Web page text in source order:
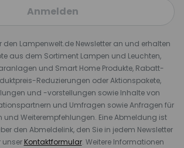
Anmelden
den Lampenwelt.de Newsletter an und erhalten
aus dem Sortiment Lampen und Leuchten,
und Smart Home Produkte, Rabatt-
Reduzierungen oder Aktionspakete,
und -vorstellungen sowie Inhalte von
und Umfragen sowie Anfragen für
und Weiterempfehlungen. Eine Abmeldung ist
den Abmeldelink, den Sie in jedem Newsletter
unser Kontaktformular. Weitere Informationen